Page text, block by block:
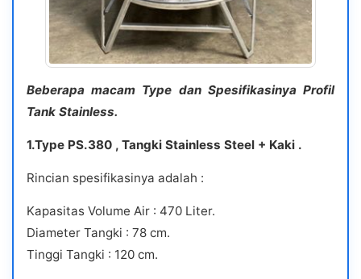
Beberapa macam Type dan Spesifikasinya Profil
Tank Stainless.
1.Type PS.380 , Tangki Stainless Steel + Kaki .
Rincian spesifikasinya adalah :
Kapasitas Volume Air : 470 Liter.
Diameter Tangki : 78 cm.
Tinggi Tangki : 120 cm.